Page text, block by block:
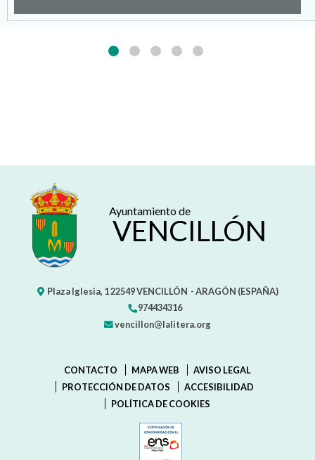
Ayuntamiento de
VENCILLÓN
Plaza Iglesia, 122549VENCILLÓN - ARAGÓN (ESPAÑA)
974434316
vencillon@lalitera.org
CONTACTO MAPA WEB
AVISO LEGAL
PROTECCIÓN DE DATOS
ACCESIBILIDAD
POLÍTICA DE COOKIES